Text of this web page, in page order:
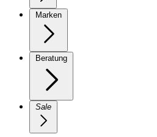
Marken
Beratung
Sale